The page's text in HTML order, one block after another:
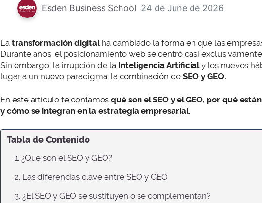
Esden Business School 24 de June de 2026
La transformación digitalha cambiado la forma en que las
Durante años, el posicionamiento web se centró casi
Sin embargo, la irrupción de la Inteligencia Artificialy los nuevos
lugar a un nuevo paradigma: la combinación de SEO y GEO.
En este artículo te contamos qué son el SEO y el GEO, por qué
y cómo se integran en la estrategia empresarial.
Tabla de Contenido
1. ¿Que son el SEO y GEO?
2. Las diferencias clave entre SEO y GEO
3. ¿El SEO y GEO se sustituyen o se complementan?